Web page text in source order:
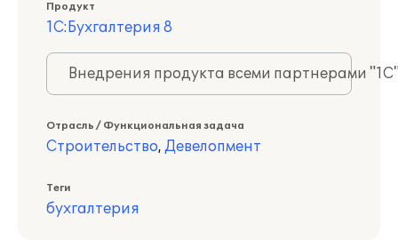
Продукт
1С:Бухгалтерия 8
Внедрения продукта всеми партнерами
Отрасль / Функциональная задача
Строительство, Девелопмент
Теги
бухгалтерия